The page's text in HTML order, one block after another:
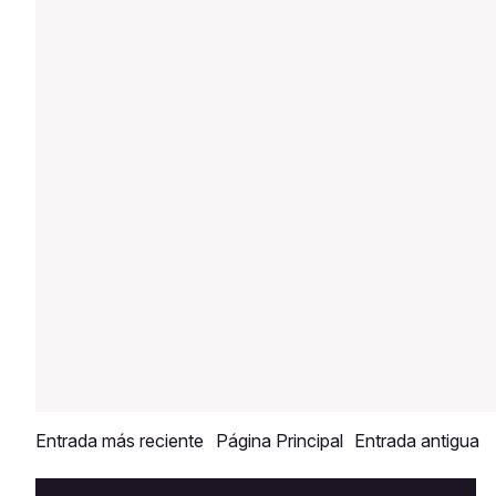
Entrada más reciente Entrada antigua
Página Principal